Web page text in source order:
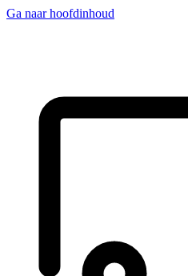
Ga naar hoofdinhoud